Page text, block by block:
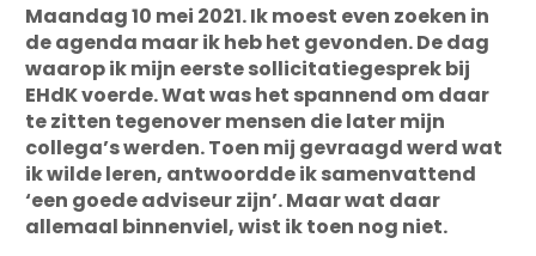
Maandag 10 mei 2021. Ik moest even zoeken in
de agenda maar ik heb het gevonden. De dag
waarop ik mijn eerste sollicitatiegesprek bij
EHdK voerde. Wat was het spannend om daar
te zitten tegenover mensen die later mijn
collega’s werden. Toen mij gevraagd werd wat
ik wilde leren, antwoordde ik samenvattend
‘een goede adviseur zijn’. Maar wat daar
allemaal binnenviel, wist ik toen nog niet.